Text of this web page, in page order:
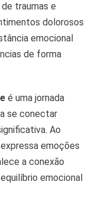
traumas e
dolorosos
emocional
de forma
é uma jornada
se conectar
Ao
emoções
a conexão
emocional